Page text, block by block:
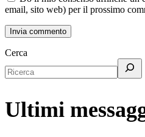
email, sito web) per il prossimo
Cerca
Ultimi